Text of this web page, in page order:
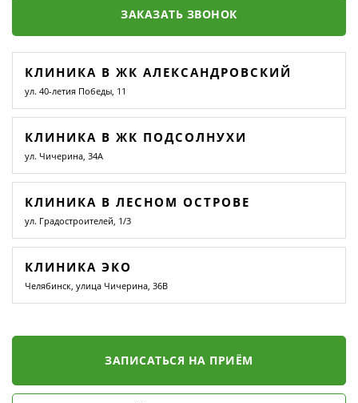
ЗАКАЗАТЬ ЗВОНОК
КЛИНИКА В ЖК АЛЕКСАНДРОВСКИЙ
ул. 40-летия Победы, 11
КЛИНИКА В ЖК ПОДСОЛНУХИ
ул. Чичерина, 34А
КЛИНИКА В ЛЕСНОМ ОСТРОВЕ
ул. Градостроителей, 1/3
КЛИНИКА ЭКО
Челябинск, улица Чичерина, 36В
ЗАПИСАТЬСЯ НА ПРИЁМ